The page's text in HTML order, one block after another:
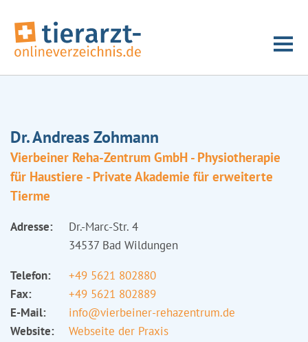
Dr. Andreas Zohmann
Vierbeiner Reha-Zentrum GmbH - Physiotherapie
für Haustiere - Private Akademie für erweiterte
Tierme
Adresse:
Dr.-Marc-Str. 4
34537 Bad Wildungen
Telefon:
+49 5621 802880
Fax:
+49 5621 802889
E-Mail:
info@vierbeiner-rehazentrum.de
Website:
Webseite der Praxis